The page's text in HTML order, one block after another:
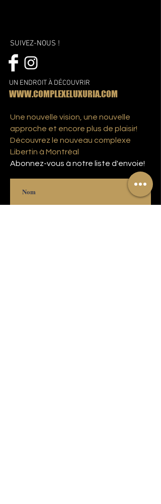
SUIVEZ-NOUS !
UN ENDROIT À DÉCOUVRIR
WWW.COMPLEXELUXURIA.COM
Une nouvelle vision, une nouvelle
approche et encore plus de plaisir!
Découvrez le nouveau complexe
Libertin à Montréal
Abonnez-vous à notre liste d'envoie!